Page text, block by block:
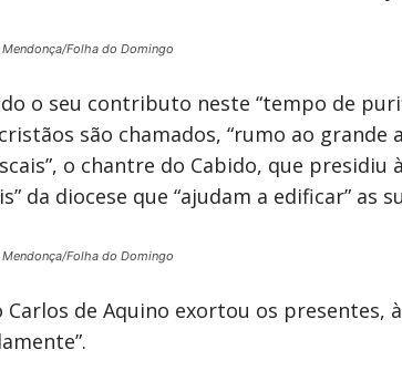
Folha do Domingo
o seu contributo neste “tempo de
são chamados, “rumo ao grande
o chantre do Cabido, que
da diocese que “ajudam a edificar” as
Folha do Domingo
Carlos de Aquino exortou os presentes,